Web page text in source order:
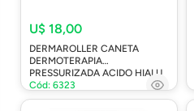
U$ 18,00
DERMAROLLER CANETA
DERMOTERAPIA
PRESSURIZADA ACIDO HIALU
Cód: 6323